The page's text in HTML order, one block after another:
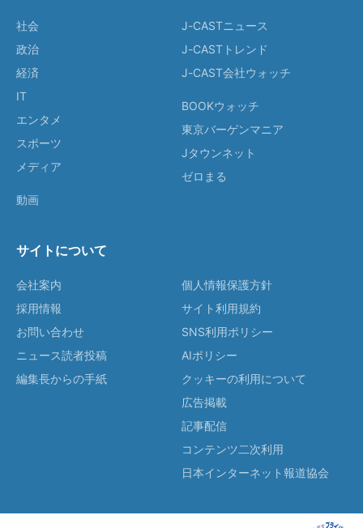
社会
政治
経済
IT
エンタメ
スポーツ
メディア
動画
J-CASTニュース
J-CASTトレンド
J-CAST会社ウォッチ
BOOKウォッチ
東京バーゲンマニア
Jタウンネット
ゼロまる
サイトについて
会社案内
採用情報
お問い合わせ
ニュース読者投稿
編集長からの手紙
個人情報保護方針
サイト利用規約
SNS利用ポリシー
AIポリシー
クッキーの利用について
広告掲載
記事配信
コンテンツ二次利用
日本インターネット報道協会